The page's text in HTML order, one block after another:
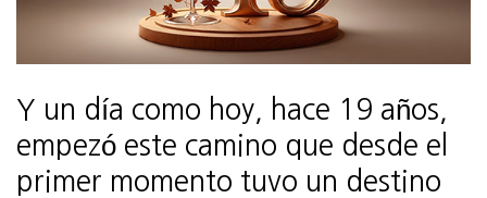
Y un día como hoy, hace 19 años,
empezó este camino que desde el
primer momento tuvo un destino